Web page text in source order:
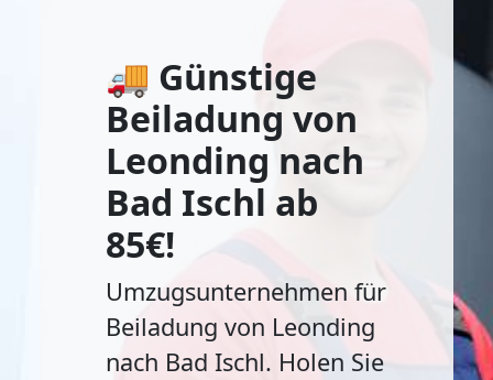
🚚 Günstige
Beiladung von
Leonding nach
Bad Ischl ab
85€!
Umzugsunternehmen für
Beiladung von Leonding
nach Bad Ischl. Holen Sie